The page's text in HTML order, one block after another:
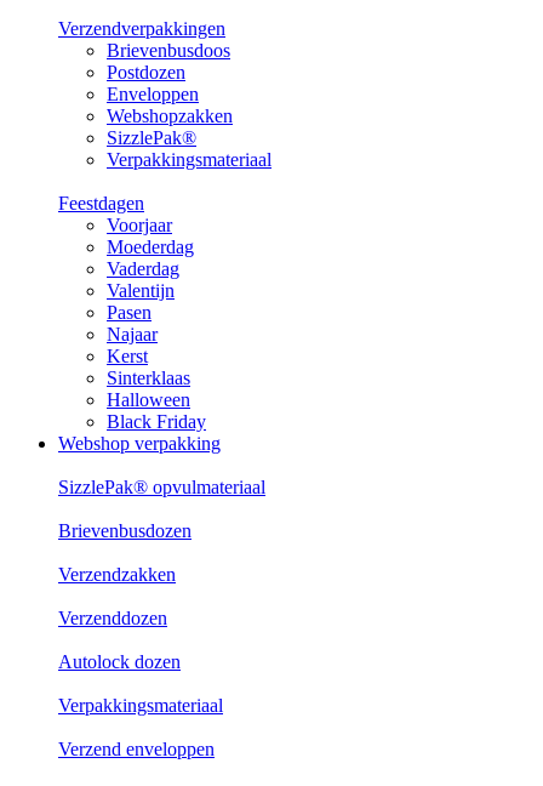
Verzendverpakkingen
Brievenbusdoos
Postdozen
Enveloppen
Webshopzakken
SizzlePak®
Verpakkingsmateriaal
Feestdagen
Voorjaar
Moederdag
Vaderdag
Valentijn
Pasen
Najaar
Kerst
Sinterklaas
Halloween
Black Friday
Webshop verpakking
SizzlePak® opvulmateriaal
Brievenbusdozen
Verzendzakken
Verzenddozen
Autolock dozen
Verpakkingsmateriaal
Verzend enveloppen